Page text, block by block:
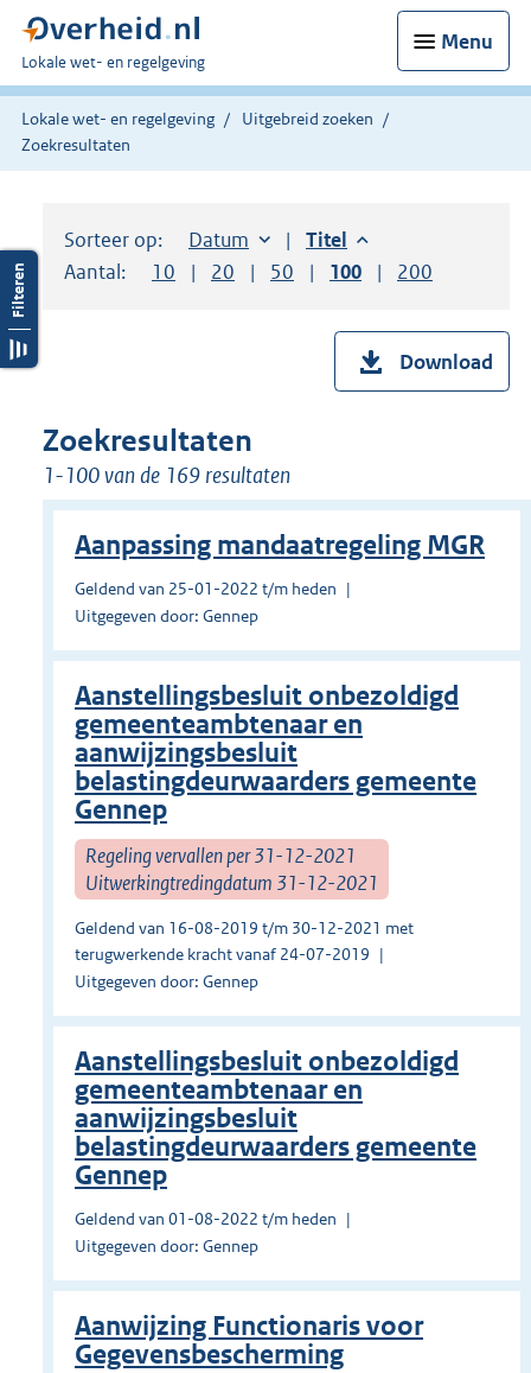
Menu
U
bent
hier:
Lokale wet- en regelgeving
Lokale wet- en regelgeving
Uitgebreid zoeken
Zoekresultaten
Sorteer op: Sorteer op:
Datum aflopendSorteer op:
Titel aflopend
Aantal:
Toon
10 resultaten per pagina
Toon
20 resultaten per pagina
Toon
50 resultaten per pagina
Toon
100 resultaten per
Toon
200
Download
Zoekresultaten
1-100 van de 169 resultaten
Aanpassing mandaatregeling MGR
Geldend van 25-01-2022 t/m heden
Uitgegeven door: Gennep
Aanstellingsbesluit onbezoldigd
gemeenteambtenaar en
aanwijzingsbesluit
belastingdeurwaarders gemeente
Gennep
Regeling vervallen per 31-12-2021
Uitwerkingtredingdatum 31-12-2021
Geldend van 16-08-2019 t/m 30-12-2021 met
terugwerkende kracht vanaf 24-07-2019
Uitgegeven door: Gennep
Aanstellingsbesluit onbezoldigd
gemeenteambtenaar en
aanwijzingsbesluit
belastingdeurwaarders gemeente
Gennep
Geldend van 01-08-2022 t/m heden
Uitgegeven door: Gennep
Aanwijzing Functionaris voor
Gegevensbescherming